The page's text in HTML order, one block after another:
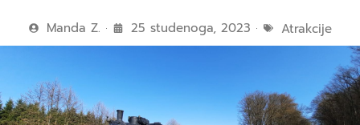
Manda Z. 25 studenoga, 2023 Atrakcije